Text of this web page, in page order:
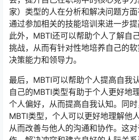
家）类型的人在分析和解决问题方
通过参加相关的技能培训来进一步提
此外，MBTI还可以帮助个人了解自
挑战，从而有针对性地培养自己的软
决策能力和领导力。
最后，MBTI可以帮助个人提高自我
自己的MBTI类型有助于个人更好地
个人偏好，从而提高自我认知。同
MBTI类型，个人可以更好地理解他
从而改善与他人的沟通和协作。这